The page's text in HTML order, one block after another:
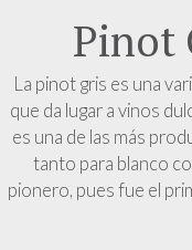
Pinot
La pinot gris es una
que da lugar a vinos
es una de las más
tanto para blanco
pionero, pues fue el